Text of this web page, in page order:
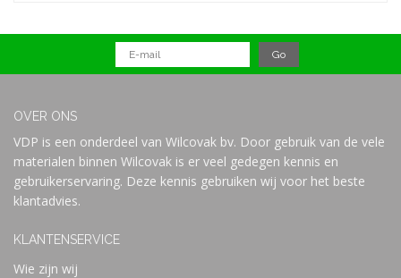
OVER ONS
VDP is een onderdeel van Wilcovak bv. Door gebruik van de vele
materialen binnen Wilcovak is er veel gedegen kennis en
gebruikerservaring. Deze kennis gebruiken wij voor het beste
klantadvies.
KLANTENSERVICE
Wie zijn wij